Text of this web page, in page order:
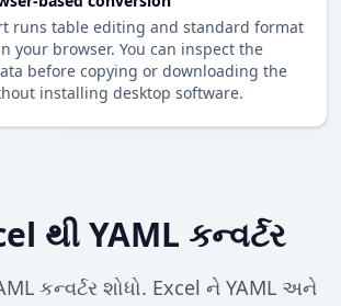
runs table editing and standard format
your browser. You can inspect the
before copying or downloading the
installing desktop software.
થી YAML કન્વર્ટર
કન્વર્ટર શોધો. Excel ને YAML અને